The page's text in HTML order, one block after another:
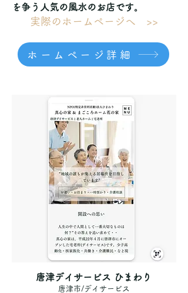
を争う人気の風水のお店です。
実際のホームページへ >>
ホームページ詳細
唐津デイサービス ひまわり
唐津市/デイサービス